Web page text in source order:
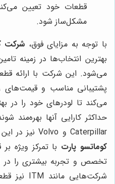
قطعات خود تعیین
مشکل‌ساز شود.
با توجه به مزایای فوق، شرکت
بهترین انتخاب‌ها در زمینه
می‌شود. این شرکت با ارائه
پشتیبانی مناسب و قیمت‌های
می‌کند تا لودرهای خود را در
حداکثر کارایی آنها بهره‌مند
Caterpillar و Volvo نیز در این زمینه فعالیت دارند، اما
کوماتسو پارت با تمرکز ویژه
تخصص و تجربه بیشتری را در
شرکت‌هایی مانند ITM نیز قطعات لودر را ارائه می‌دهند، اما